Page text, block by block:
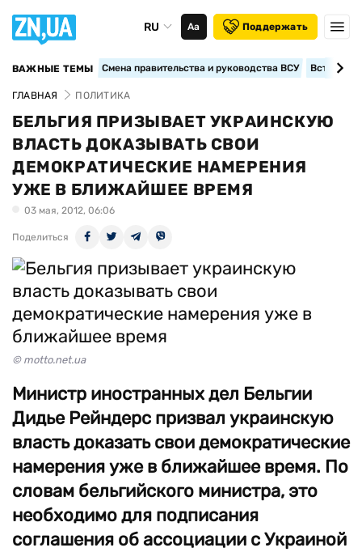
RU Аа Поддержать
ВАЖНЫЕ ТЕМЫ Смена правительства и руководства ВСУ
ГЛАВНАЯ ПОЛИТИКА
БЕЛЬГИЯ ПРИЗЫВАЕТ УКРАИНСКУЮ
ВЛАСТЬ ДОКАЗЫВАТЬ СВОИ
ДЕМОКРАТИЧЕСКИЕ НАМЕРЕНИЯ
УЖЕ В БЛИЖАЙШЕЕ ВРЕМЯ
03 мая, 2012, 06:06
Поделиться
© motto.net.ua
Министр иностранных дел Бельгии
Дидье Рейндерс призвал украинскую
власть доказать свои демократические
намерения уже в ближайшее время. По
словам бельгийского министра, это
необходимо для подписания
соглашения об ассоциации с Украиной